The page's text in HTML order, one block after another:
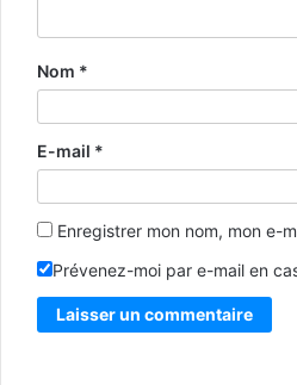
Nom *
E-mail *
Enregistrer mon nom, mon e-
Prévenez-moi par e-mail en